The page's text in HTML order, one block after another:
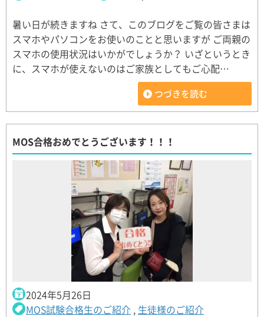
暑い日が続きますね さて、このブログをご覧の皆さまは
スマホやパソコンをお使いのことと思いますが ご両親の
スマホの使用状況はいかがでしょうか？ いざというとき
に、スマホが使えないのはご家族としてもご心配…
つづきを読む
MOS合格おめでとうございます！！！
2024年5月26日
MOS試験合格生のご紹介 , 生徒様のご紹介